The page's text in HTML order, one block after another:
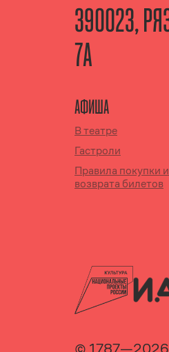
390023,
7А
АФИША
В театре
Гастроли
Правила покупки и
возврата билетов
© 1787—2026